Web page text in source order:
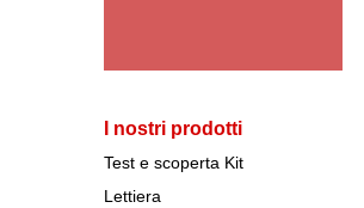
I nostri prodotti
Test e scoperta Kit
Lettiera